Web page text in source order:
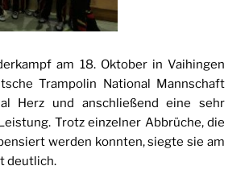
am 18. Oktober in Vaihingen
Trampolin National Mannschaft
Herz und anschließend eine sehr
Trotz einzelner Abbrüche, die
werden konnten, siegte sie am
deutlich.